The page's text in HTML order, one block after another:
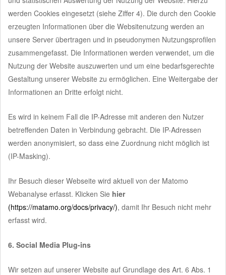
werden Cookies eingesetzt (siehe Ziffer 4). Die durch den Cookie
erzeugten Informationen über die Websitenutzung werden an
unsere Server übertragen und in pseudonymen Nutzungsprofilen
zusammengefasst. Die Informationen werden verwendet, um die
Nutzung der Website auszuwerten und um eine bedarfsgerechte
Gestaltung unserer Website zu ermöglichen. Eine Weitergabe der
Informationen an Dritte erfolgt nicht.
Es wird in keinem Fall die IP-Adresse mit anderen den Nutzer
betreffenden Daten in Verbindung gebracht. Die IP-Adressen
werden anonymisiert, so dass eine Zuordnung nicht möglich ist
(IP-Masking).
Ihr Besuch dieser Webseite wird aktuell von der Matomo
Webanalyse erfasst. Klicken Sie hier
(https://matamo.org/docs/privacy/), damit Ihr Besuch nicht mehr
erfasst wird.
6. Social Media Plug-ins
Wir setzen auf unserer Website auf Grundlage des Art. 6 Abs. 1